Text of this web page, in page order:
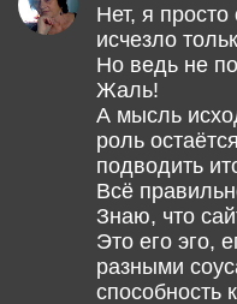
Нет, я просто
исчезло
Но ведь не
Жаль!
А мысль
роль
подводить
Всё
Знаю, что
Это его эго,
разными
способность